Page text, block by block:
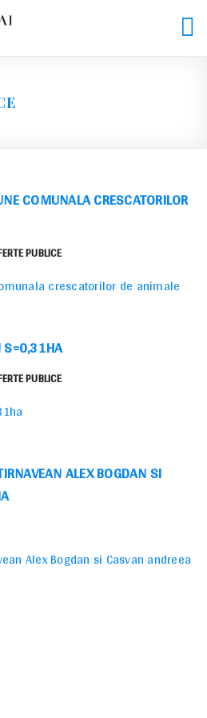
COMUNALA CRESCATORILOR
PUBLICE
crescatorilor de animale
S=0,31HA
PUBLICE
ALEX BOGDAN SI
Alex Bogdan si Casvan andreea